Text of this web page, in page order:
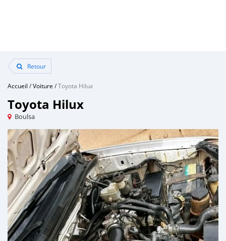
Retour
Accueil /Voiture /Toyota Hilux
Toyota Hilux
Boulsa